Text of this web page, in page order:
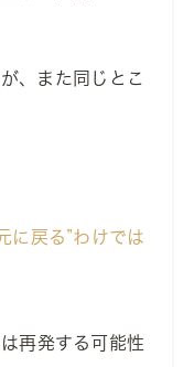
、また同じとこ
に戻る”わけでは
再発する可能性